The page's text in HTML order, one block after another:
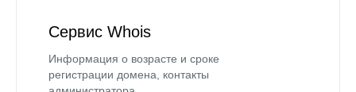
Сервис Whois
Информация о возрасте и сроке
регистрации домена, контакты